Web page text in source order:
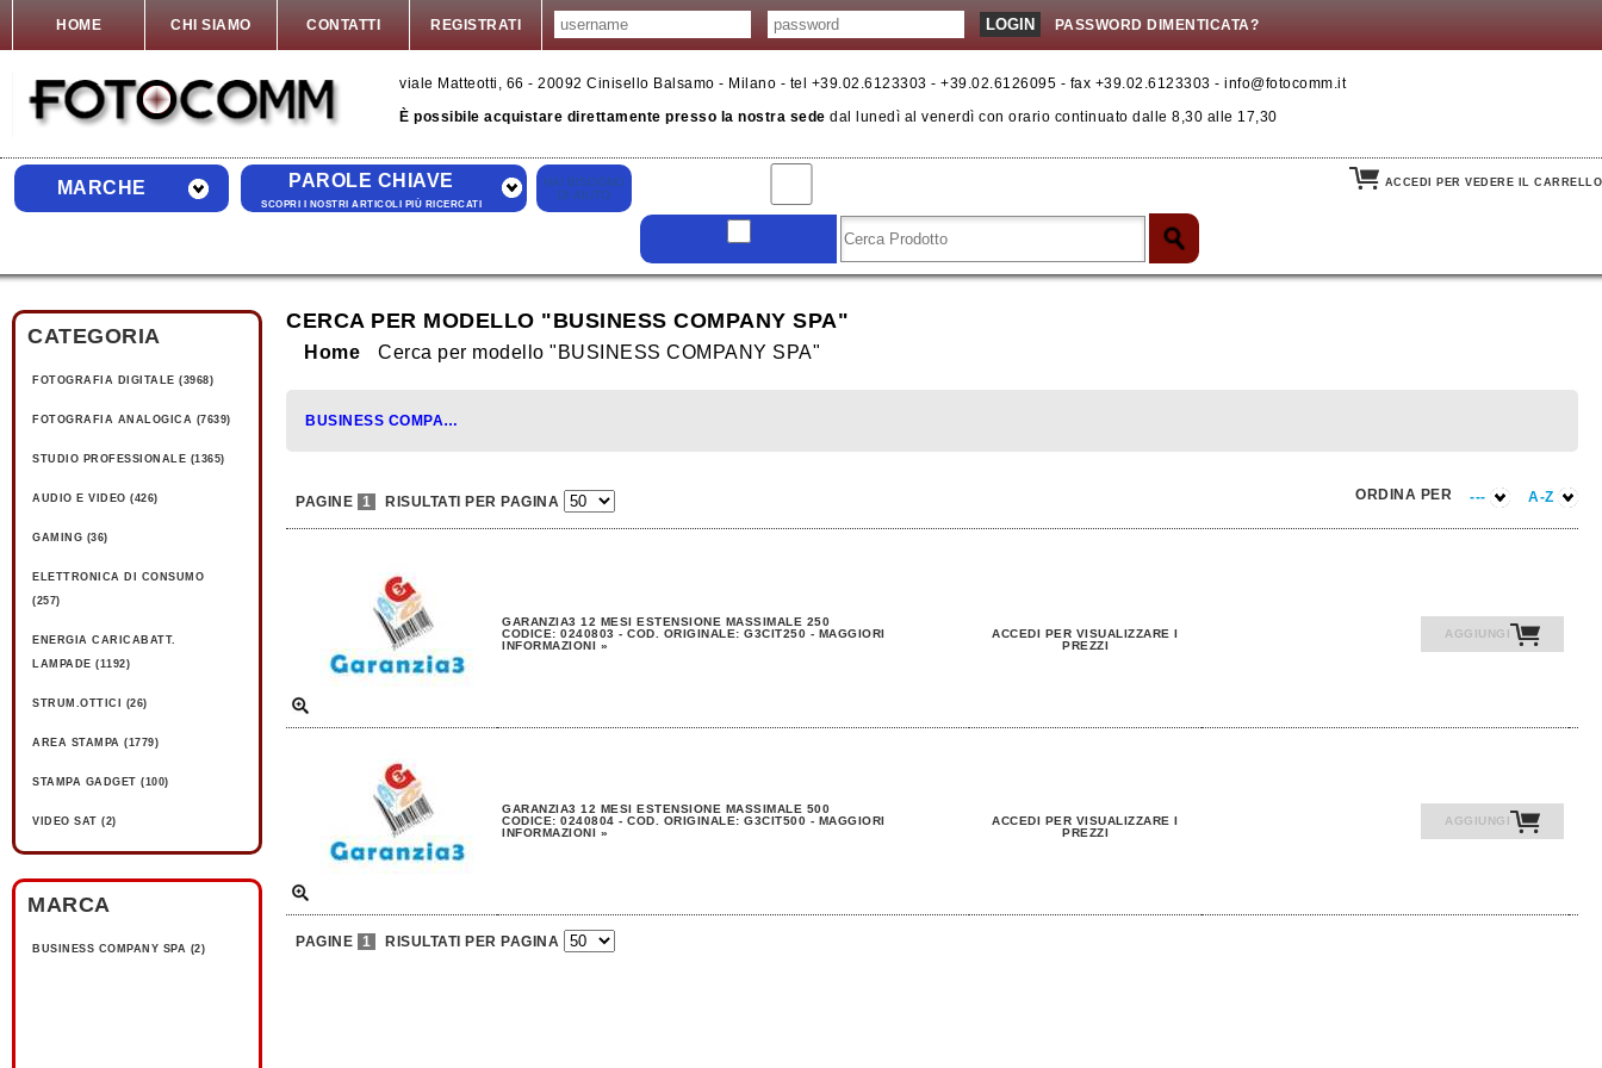
HOME CHI SIAMO CONTATTI REGISTRATI PASSWORD DIMENTICATA?
viale Matteotti, 66 - 20092 Cinisello Balsamo - Milano - tel +39.02.6123303 - +39.02.6126095 - fax +39.02.6123303 - info@fotocomm.it
È possibile acquistare direttamente presso la nostra sede dal lunedì al venerdì con orario continuato dalle 8,30 alle 17,30
MARCHE PAROLE CHIAVE
SCOPRI I NOSTRI ARTICOLI PIÙ RICERCATI
ACCEDI PER VEDERE IL CARRELLO
CATEGORIA
FOTOGRAFIA DIGITALE (3968)
FOTOGRAFIA ANALOGICA (7639)
STUDIO PROFESSIONALE (1365)
AUDIO E VIDEO (426)
GAMING (36)
ELETTRONICA DI CONSUMO
(257)
ENERGIA CARICABATT.
LAMPADE (1192)
STRUM.OTTICI (26)
AREA STAMPA (1779)
STAMPA GADGET (100)
VIDEO SAT (2)
MARCA
BUSINESS COMPANY SPA (2)
CERCA PER MODELLO "BUSINESS COMPANY SPA"
Home Cerca per modello "BUSINESS COMPANY SPA"
BUSINESS COMPANY SPA (2)
PAGINE 1 RISULTATI PER PAGINA ORDINA PER --- A-Z
GARANZIA3 12 MESI ESTENSIONE MASSIMALE 250
CODICE: 0240803 - COD. ORIGINALE: G3CIT250 - MAGGIORI
INFORMAZIONI »
ACCEDI PER VISUALIZZARE I
PREZZI
AGGIUNGI
GARANZIA3 12 MESI ESTENSIONE MASSIMALE 500
CODICE: 0240804 - COD. ORIGINALE: G3CIT500 - MAGGIORI
INFORMAZIONI »
ACCEDI PER VISUALIZZARE I
PREZZI
AGGIUNGI
PAGINE 1 RISULTATI PER PAGINA